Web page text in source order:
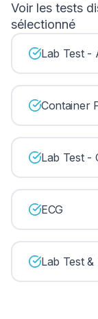
Voir les tests
sélectionné
Lab Test -
Container
Lab Test -
ECG
Lab Test &